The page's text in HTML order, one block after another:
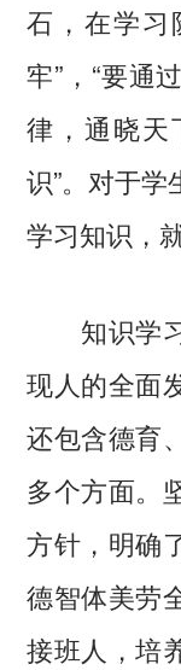
石，在学习
牢”，“要通
律，通晓天
识”。对于
学习知识，
知识学习
现人的全面
还包含德育
多个方面。
方针，明确
德智体美劳
接班人，培